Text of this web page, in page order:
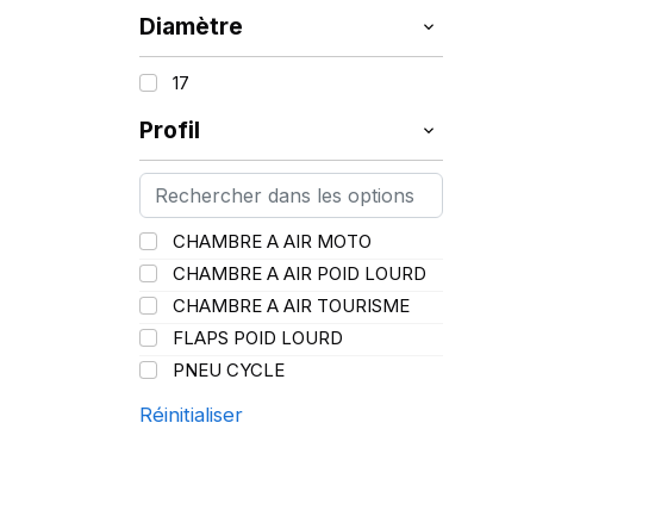
LING LONG
MICHELIN (345)
MITAS
Mondolfo ferro
PROMETEON (18)
SCHRADER (24)
SPEEDWAYS (64)
STICA (3)
TIGAR (24)
Diamètre
17
Profil
CHAMBRE A AIR MOTO
CHAMBRE A AIR POID LOURD
CHAMBRE A AIR TOURISME
FLAPS POID LOURD
PNEU CYCLE
Réinitialiser